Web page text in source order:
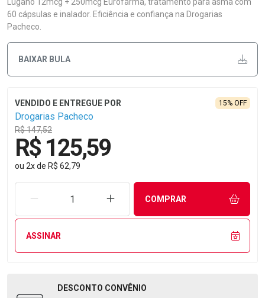
60 cápsulas e inalador. Eficiência e confiança na Drogarias
Pacheco.
BAIXAR BULA
Drogarias Pacheco
R$ 147,52
15% OFF
R$ 125,59
ou 2xde R$ 62,79
REMOVER UMA UNIDADEAUMENTAR UMA UNIDADE
COMPRAR
ASSINAR
DESCONTO CONVÊNIO